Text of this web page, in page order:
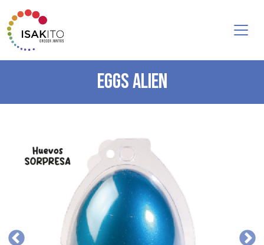
EGGS ALIEN